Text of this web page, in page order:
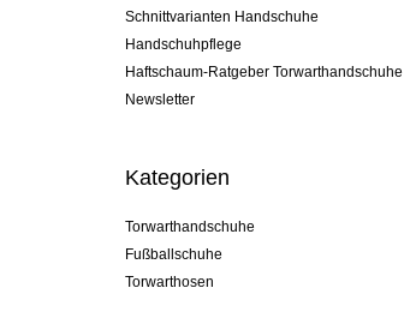
Schnittvarianten Handschuhe
Handschuhpflege
Haftschaum-Ratgeber Torwarthandschuhe
Newsletter
Kategorien
Torwarthandschuhe
Fußballschuhe
Torwarthosen